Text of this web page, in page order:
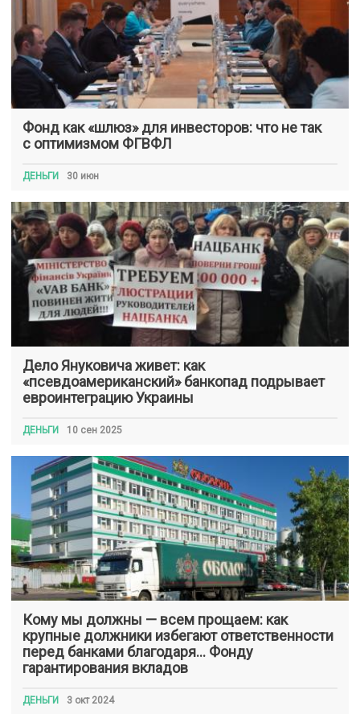
Фонд как «шлюз» для инвесторов: что не так
с оптимизмом ФГВФЛ
ДЕНЬГИ 30 июн
Дело Януковича живет: как
«псевдоамериканский» банкопад подрывает
евроинтеграцию Украины
ДЕНЬГИ 10 сен 2025
Кому мы должны — всем прощаем: как
крупные должники избегают ответственности
перед банками благодаря… Фонду
гарантирования вкладов
ДЕНЬГИ 3 окт 2024